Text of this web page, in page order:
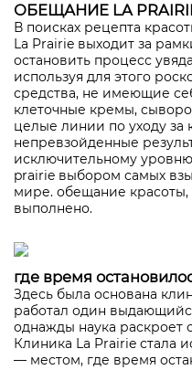
ОБЕЩАНИЕ LA
В поисках рецепта
La Prairie выходит за
остановить процесс
используя для этого
средства, не имеющие
клеточные кремы,
целые линии по уходу за
непревзойденные
исключительному
prairie выбором самых
мире. обещание
выполнено.
где время
Здесь была основана
работал один
однажды наука раскроет
Клиника La Prairie стала
— местом, где время